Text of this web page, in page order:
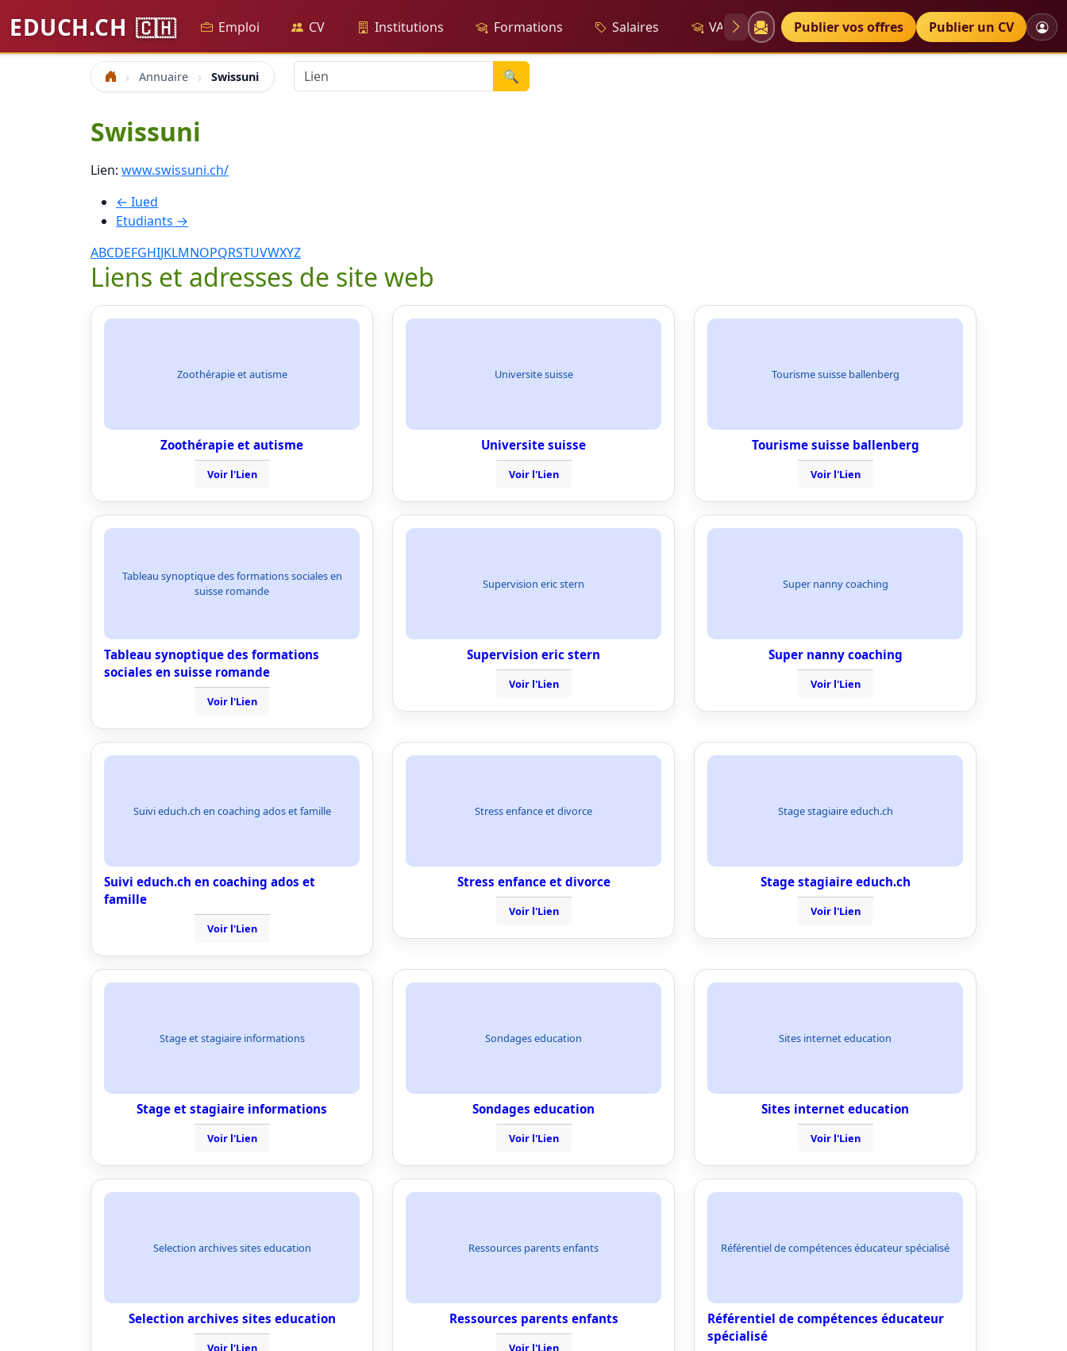
EDUCH.CH 🇨🇭 Emploi CV Institutions Formations Salaires VAE Diplômes Petites annonces
Publier vos offres Publier un CV
Accueil Annuaire Swissuni 🔍
Swissuni
Lien: www.swissuni.ch/
← Iued
Etudiants →
ABCDEFGHIJKLMNOPQRSTUVWXYZ
Liens et adresses de site web
Zoothérapie et autisme
Zoothérapie et autisme
Voir l'Lien
Universite suisse
Universite suisse
Voir l'Lien
Tourisme suisse ballenberg
Tourisme suisse ballenberg
Voir l'Lien
Tableau synoptique des formations sociales en
suisse romande
Tableau synoptique des formations
sociales en suisse romande
Voir l'Lien
Supervision eric stern
Supervision eric stern
Voir l'Lien
Super nanny coaching
Super nanny coaching
Voir l'Lien
Suivi educh.ch en coaching ados et famille
Suivi educh.ch en coaching ados et
famille
Voir l'Lien
Stress enfance et divorce
Stress enfance et divorce
Voir l'Lien
Stage stagiaire educh.ch
Stage stagiaire educh.ch
Voir l'Lien
Stage et stagiaire informations
Stage et stagiaire informations
Voir l'Lien
Sondages education
Sondages education
Voir l'Lien
Sites internet education
Sites internet education
Voir l'Lien
Selection archives sites education
Selection archives sites education
Voir l'Lien
Ressources parents enfants
Ressources parents enfants
Voir l'Lien
Référentiel de compétences éducateur spécialisé
Référentiel de compétences éducateur
spécialisé